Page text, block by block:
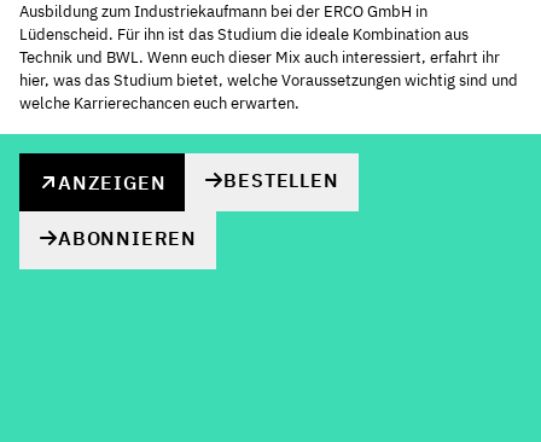
Ausbildung zum Industriekaufmann bei der ERCO GmbH in
Lüdenscheid. Für ihn ist das Studium die ideale Kombination aus
Technik und BWL. Wenn euch dieser Mix auch interessiert, erfahrt ihr
hier, was das Studium bietet, welche Voraussetzungen wichtig sind und
welche Karrierechancen euch erwarten.
ANZEIGEN BESTELLEN
ABONNIEREN